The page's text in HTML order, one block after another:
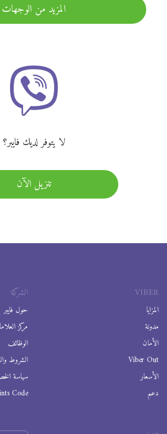
المزيد من الوجهات
لا يتوفر لديك فايبر؟
تنزيل الآن
VIBER
المزايا
مدونة
الأمان
Viber Out
الأسعار
دعم
الشركة
حول فايبر
مركز
الوظائف
الشروط
سياسة
Code